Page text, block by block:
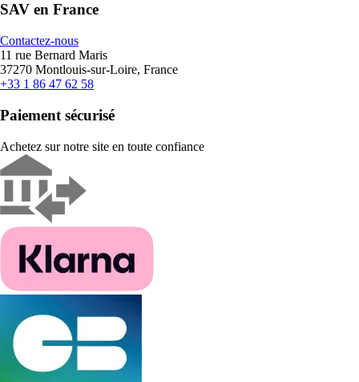
SAV en France
Contactez-nous
11 rue Bernard Maris
37270 Montlouis-sur-Loire, France
+33 1 86 47 62 58
Paiement sécurisé
Achetez sur notre site en toute confiance